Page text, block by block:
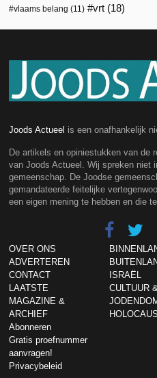
vlaams belang (11) vrt (18)
Joods Actueel is een onafhankelijk
De artikels en opiniestukken van de
van Joods Actueel. Wij spreken niet
gemeenschap. De Joodse
gemandateerde feitelijke
een eigen mening te hebben en die
OVER ONS
ADVERTEREN
CONTACT
LAATSTE
MAGAZINE &
ARCHIEF
Abonneren
Gratis proefnummer
aanvragen!
Privacybeleid
ISRAËL
CULTUUR